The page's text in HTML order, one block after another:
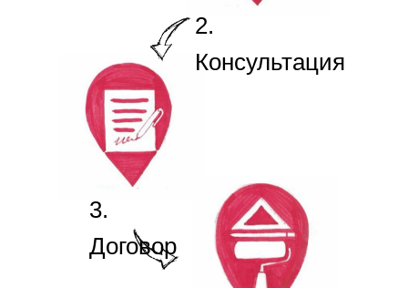
3.
Договор
2.
Консультация